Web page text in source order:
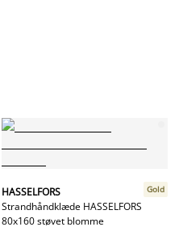
HASSELFORS
Strandhåndklæde HASSELFORS
80x160 støvet blomme
Gold